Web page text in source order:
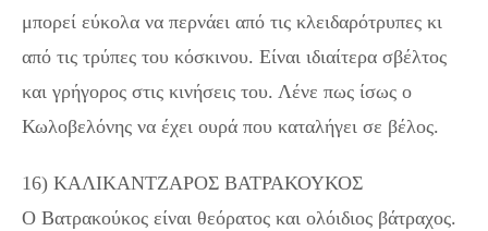
μπορεί εύκολα να περνάει από τις κλειδαρότρυπες κι
από τις τρύπες του κόσκινου. Είναι ιδιαίτερα σβέλτος
και γρήγορος στις κινήσεις του. Λένε πως ίσως ο
Κωλοβελόνης να έχει ουρά που καταλήγει σε βέλος.
16) ΚΑΛΙΚΑΝΤΖΑΡΟΣ ΒΑΤΡΑΚΟΥΚΟΣ
Ο Βατρακούκος είναι θεόρατος και ολόιδιος βάτραχος.